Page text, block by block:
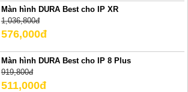
Màn hình DURA Best cho IP XR
1,036,800đ
576,000đ
Màn hình DURA Best cho IP 8 Plus
919,800đ
511,000đ